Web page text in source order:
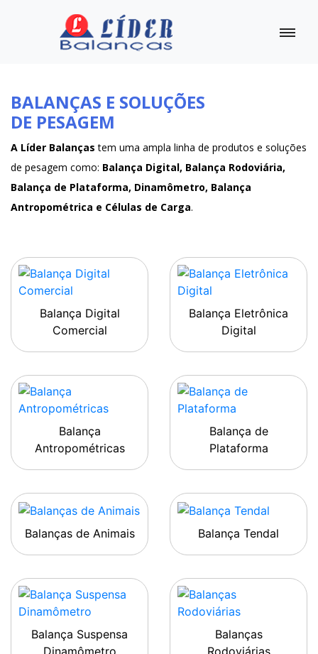
BALANÇAS E SOLUÇÕES
DE PESAGEM
A Líder Balanças tem uma ampla linha de produtos e soluções
de pesagem como: Balança Digital, Balança Rodoviária,
Balança de Plataforma, Dinamômetro, Balança
Antropométrica e Células de Carga.
Balança Digital
Comercial
Balança Eletrônica
Digital
Balança
Antropométricas
Balança de
Plataforma
Balanças de Animais Balança Tendal
Balança Suspensa
Dinamômetro
Balanças
Rodoviárias